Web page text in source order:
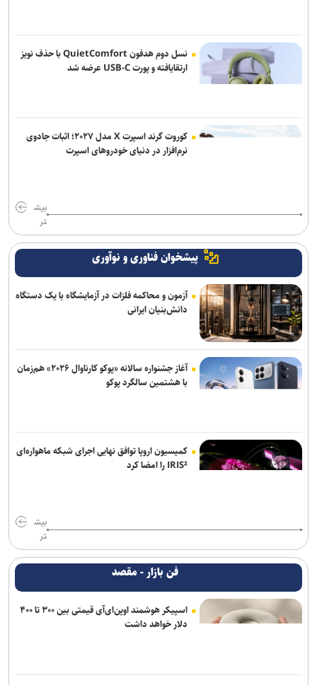
حدیث جان‌بزرگی: خبرنگاری یک کارگاه تجربی برای مستندسازی بود
نسل دوم هدفون QuietComfort با حذف نویز
ارتقایافته و پورت USB-C عرضه شد
کوروت گرند اسپرت X مدل ۲۰۲۷؛ اثبات جادوی
نرم‌افزار در دنیای خودروهای اسپرت
بیش
تر
پیشخوان فناوری و نوآوری
آزمون و محاکمه فلزات در آزمایشگاه با یک دستگاه
دانش‌بنیان ایرانی
آغاز جشنواره سالانه «پوکو کارناوال ۲۰۲۶» هم‌زمان
با هشتمین سالگرد پوکو
کمیسیون اروپا توافق نهایی اجرای شبکه ماهواره‌ای
IRIS² را امضا کرد
بیش
تر
فن بازار - مقصد
اسپیکر هوشمند اوپن‌ای‌آی قیمتی بین ۳۰۰ تا ۴۰۰
دلار خواهد داشت